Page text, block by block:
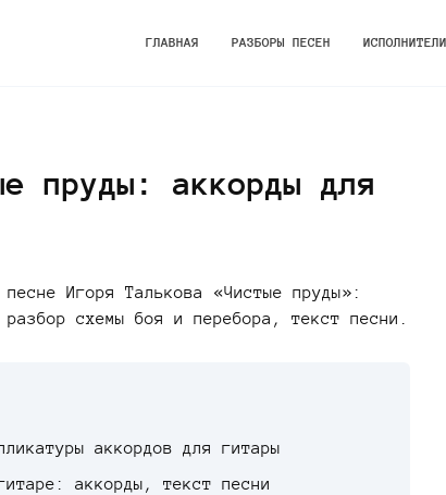
ГЛАВНАЯ РАЗБОРЫ ПЕСЕН ИСПОЛНИТЕЛИ
пруды: аккорды для
Игоря Талькова «Чистые пруды»:
схемы боя и перебора, текст песни.
аккордов для гитары
аккорды, текст песни